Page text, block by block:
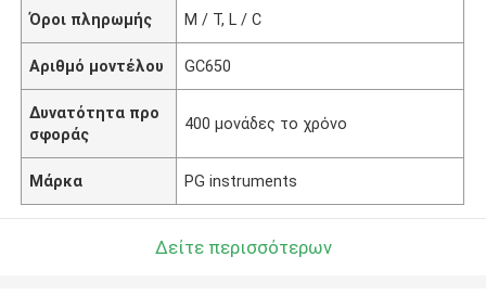
Όροι πληρωμής Μ / Τ, L / C
Αριθμό μοντέλου GC650
Δυνατότητα προ
σφοράς
400 μονάδες το χρόνο
Μάρκα PG instruments
Δείτε περισσότερων